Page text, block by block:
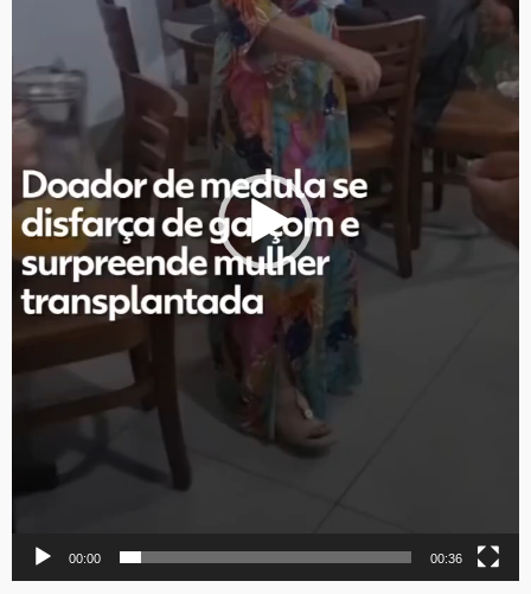
00:00 00:36